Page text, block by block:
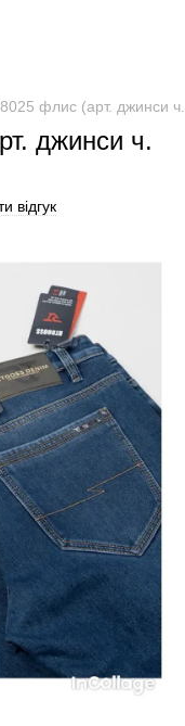
флис (арт. джинси
джинси ч.
відгук